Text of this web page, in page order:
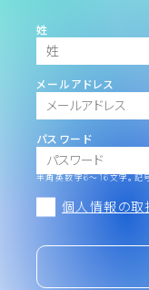
姓
メールアドレス
パスワード
半角英数字6～16文字。記
個人情報の取